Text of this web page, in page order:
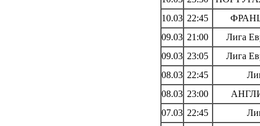
10.03 22:45
09.03 21:00 Лига
09.03 23:05 Лига
08.03 22:45
08.03 23:00
07.03 22:45